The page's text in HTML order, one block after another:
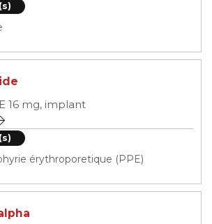
16 mg, implant
érythroporetique (PPE)